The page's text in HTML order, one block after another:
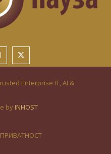
Enterprise IT, AI &
by INHOST